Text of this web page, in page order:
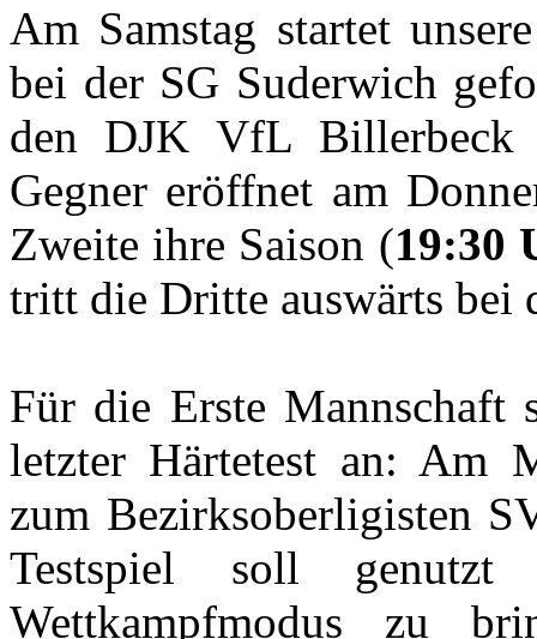
Am Samstag startet
bei der SG Suderwich
den DJK VfL Billerbeck
Gegner eröffnet am
Zweite ihre Saison (19:30
tritt die Dritte auswärts bei
Für die Erste Mannschaft
letzter Härtetest an: Am
zum Bezirksoberligisten
Testspiel soll
Wettkampfmodus zu